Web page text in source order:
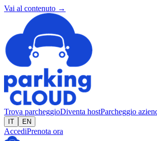
Vai al contenuto →
Trova parcheggioDiventa hostParcheggio
IT EN
AccediPrenota ora